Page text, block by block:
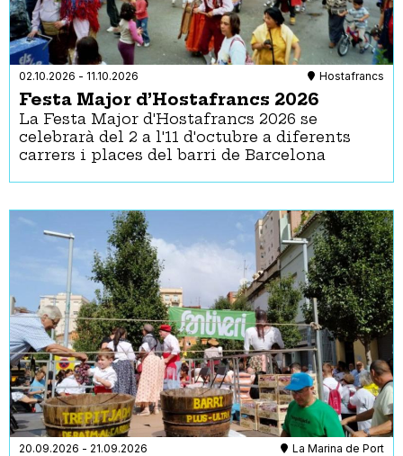
02.10.2026 - 11.10.2026 Hostafrancs
Festa Major d’Hostafrancs 2026
La Festa Major d'Hostafrancs 2026 se
celebrarà del 2 a l'11 d'octubre a diferents
carrers i places del barri de Barcelona
20.09.2026 - 21.09.2026 La Marina de Port